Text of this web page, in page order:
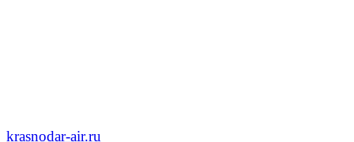
krasnodar-air.ru